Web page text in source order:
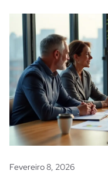
Fevereiro 8, 2026